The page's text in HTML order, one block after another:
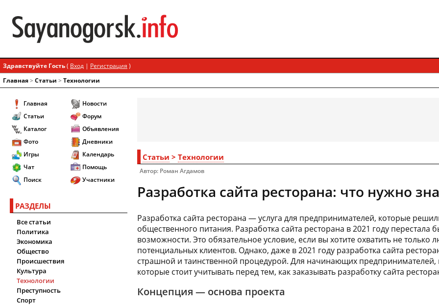
Здравствуйте Гость( Вход | Регистрация )
Главная> Статьи > Технологии
Главная
Статьи
Каталог
Фото
Игры
Чат
Поиск
Новости
Форум
Объявления
Дневники
Календарь
Помощь
Участники
РАЗДЕЛЫ
Все статьи
Политика
Экономика
Общество
Происшествия
Культура
Технологии
Преступность
Спорт
Статьи > Технологии
Автор: Роман Агдамов
Разработка сайта ресторана: что нужно
Разработка сайта ресторана — услуга для предпринимателей, которые
общественного питания. Разработка сайта ресторана в 2021 году
возможности. Это обязательное условие, если вы хотите охватить не только
потенциальных клиентов. Однако, даже в 2021 году разработка сайта
страшной и таинственной процедурой. Для начинающих
которые стоит учитывать перед тем, как заказывать разработку сайта
Концепция — основа проекта